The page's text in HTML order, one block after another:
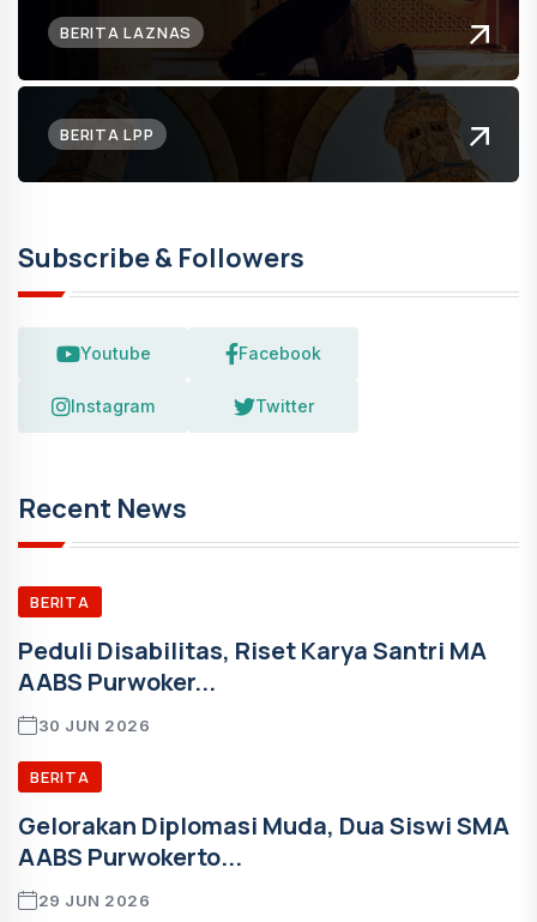
BERITA LAZNAS
BERITA LPP
Subscribe & Followers
Youtube Facebook
Instagram Twitter
Recent News
BERITA
Peduli Disabilitas, Riset Karya Santri MA
AABS Purwoker...
30 JUN 2026
BERITA
Gelorakan Diplomasi Muda, Dua Siswi SMA
AABS Purwokerto...
29 JUN 2026